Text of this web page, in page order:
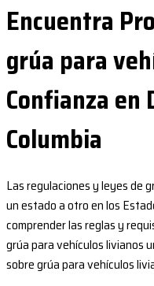
Encuentra
grúa para
Confianza
Columbia
Las regulaciones y leyes de
un estado a otro en los
comprender las reglas y
grúa para vehículos livianos
sobre grúa para vehículos